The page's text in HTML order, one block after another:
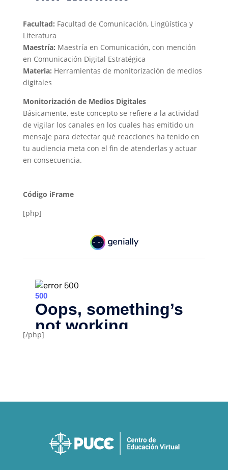
Facultad: Facultad de Comunicación, Lingüística y
Literatura
Maestría: Maestría en Comunicación, con mención
en Comunicación Digital Estratégica
Materia: Herramientas de monitorización de medios
digitales
Monitorización de Medios Digitales​
Básicamente, este concepto se refiere a la actividad
de vigilar los canales en los cuales has emitido un
mensaje para detectar qué reacciones ha tenido en
tu audiencia meta con el fin de atenderlas y actuar
en consecuencia.
Código iFrame
[php]
[/php]